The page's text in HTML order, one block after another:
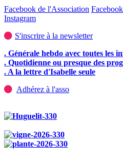
Facebook de l'Association
Instagram
S'inscrire à la newsletter
. Générale hebdo avec toutes les
. Quotidienne ou presque des
. A la lettre d'Isabelle seule
Adhérez à l'asso